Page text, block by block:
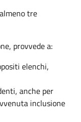
tre
provvede a:
elenchi,
anche per
inclusione